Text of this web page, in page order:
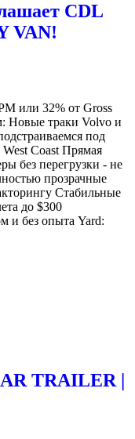
CDL
VAN!
или 32% от Gross
Новые траки Volvo и
под
Coast Прямая
без перегрузки - не
прозрачные
Стабильные
до $300
и без опыта Yard:
TRAILER |